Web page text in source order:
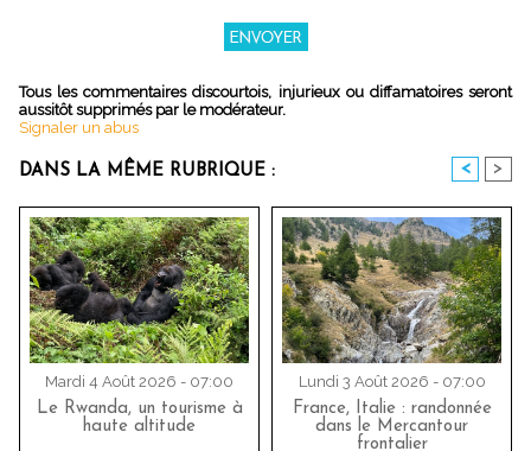
Tous les commentaires discourtois, injurieux ou diffamatoires seront
aussitôt supprimés par le modérateur.
Signaler un abus
DANS LA MÊME RUBRIQUE : < >
Mardi 4 Août 2026 - 07:00
Le Rwanda, un tourisme à
haute altitude
Lundi 3 Août 2026 - 07:00
France, Italie : randonnée
dans le Mercantour
frontalier